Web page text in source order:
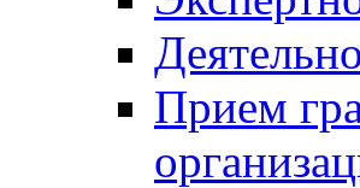
Прием